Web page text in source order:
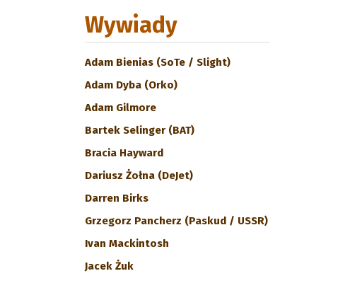
Wywiady
Adam Bienias (SoTe / Slight)
Adam Dyba (Orko)
Adam Gilmore
Bartek Selinger (BAT)
Bracia Hayward
Dariusz Żołna (DeJet)
Darren Birks
Grzegorz Pancherz (Paskud / USSR)
Ivan Mackintosh
Jacek Żuk